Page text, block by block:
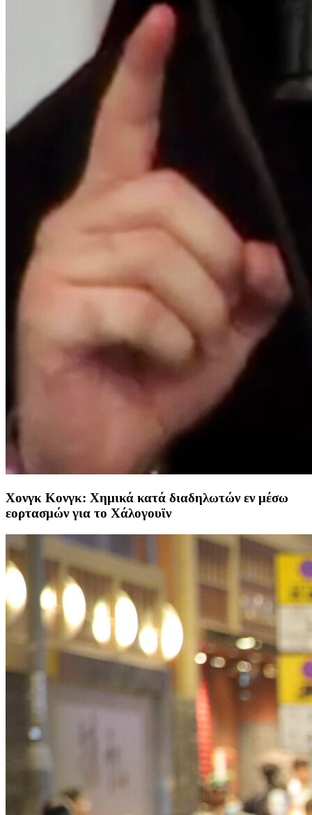
Χονγκ Κονγκ: Χημικά κατά διαδηλωτών εν μέσω
εορτασμών για το Χάλογουϊν